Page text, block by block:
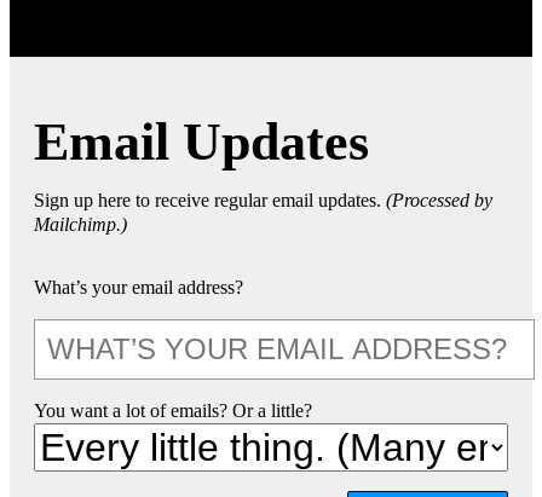
Email Updates
Sign up here to receive regular email updates. (Processed by
Mailchimp.)
What’s your email address?
You want a lot of emails? Or a little?